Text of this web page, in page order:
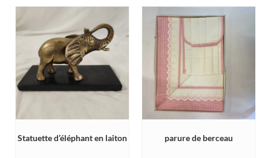
Statuette d’éléphant en laiton parure de berceau